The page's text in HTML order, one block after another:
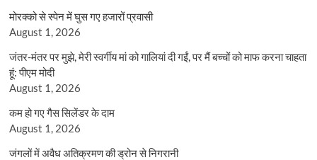
मोरक्को से स्पेन में घुस गए हजारों प्रवासी
August 1, 2026
जंतर-मंतर पर मुझे, मेरी स्वर्गीय मां को गालियां दी गईं, पर मैं बच्चों को माफ करना चाहता
हूं: पीएम मोदी
August 1, 2026
कम हो गए गैस सिलेंडर के दाम
August 1, 2026
जंगलों में अवैध अतिक्रमण की ड्रोन से निगरानी